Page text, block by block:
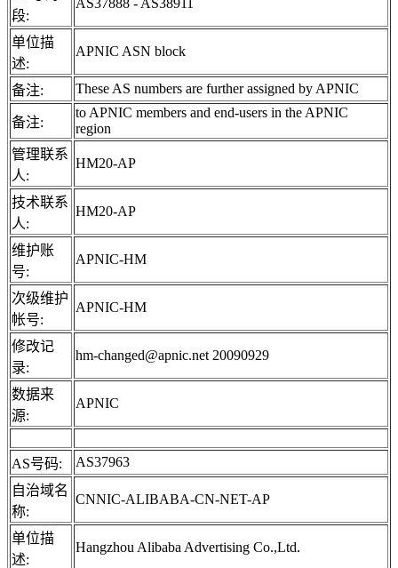
段:
单位描
述:
APNIC ASN block
备注: These AS numbers are further assigned by APNIC
备注:
to APNIC members and end-users in the APNIC
region
管理联系
人:
HM20-AP
技术联系
人:
HM20-AP
维护账
号:
APNIC-HM
次级维护
帐号:
APNIC-HM
修改记
录:
hm-changed@apnic.net 20090929
数据来
源:
APNIC
AS号码:
AS37963
自治域名
称:
CNNIC-ALIBABA-CN-NET-AP
单位描
述:
Hangzhou Alibaba Advertising Co.,Ltd.